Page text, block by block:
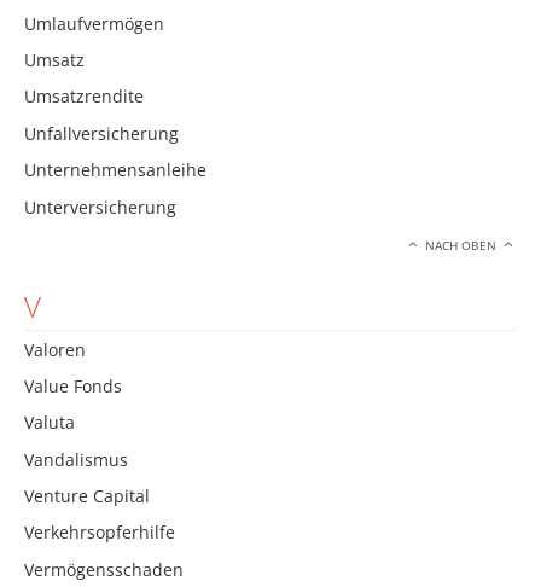
Umlaufvermögen
Umsatz
Umsatzrendite
Unfallversicherung
Unternehmensanleihe
Unterversicherung
NACH OBEN
V
Valoren
Value Fonds
Valuta
Vandalismus
Venture Capital
Verkehrsopferhilfe
Vermögensschaden